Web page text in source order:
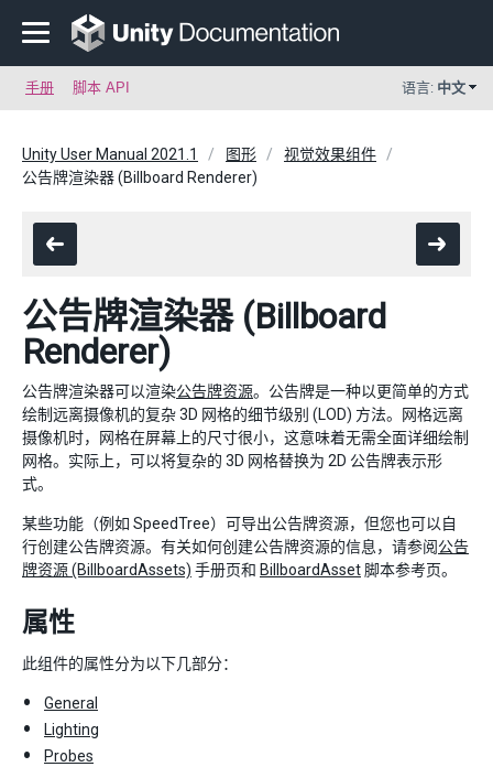
手册 脚本 API 语言: 中文
Unity User Manual 2021.1 图形
视觉效果组件
公告牌渲染器 (Billboard Renderer)
公告牌渲染器 (Billboard
Renderer)
公告牌渲染器可以渲染公告牌资源。公告牌是一种以更简单的方式
绘制远离摄像机的复杂 3D 网格的细节级别 (LOD) 方法。网格远离
摄像机时，网格在屏幕上的尺寸很小，这意味着无需全面详细绘制
网格。实际上，可以将复杂的 3D 网格替换为 2D 公告牌表示形
式。
某些功能（例如 SpeedTree）可导出公告牌资源，但您也可以自
行创建公告牌资源。有关如何创建公告牌资源的信息，请参阅公告
牌资源 (BillboardAssets) 手册页和 BillboardAsset 脚本参考页。
属性
此组件的属性分为以下几部分：
General
Lighting
Probes